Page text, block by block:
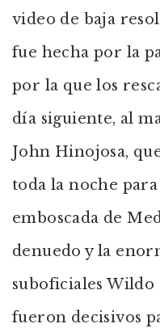
video de baja
fue hecha por la
por la que los
día siguiente, al
John Hinojosa,
toda la noche
emboscada de
denuedo y la
suboficiales Wildo
fueron decisivos